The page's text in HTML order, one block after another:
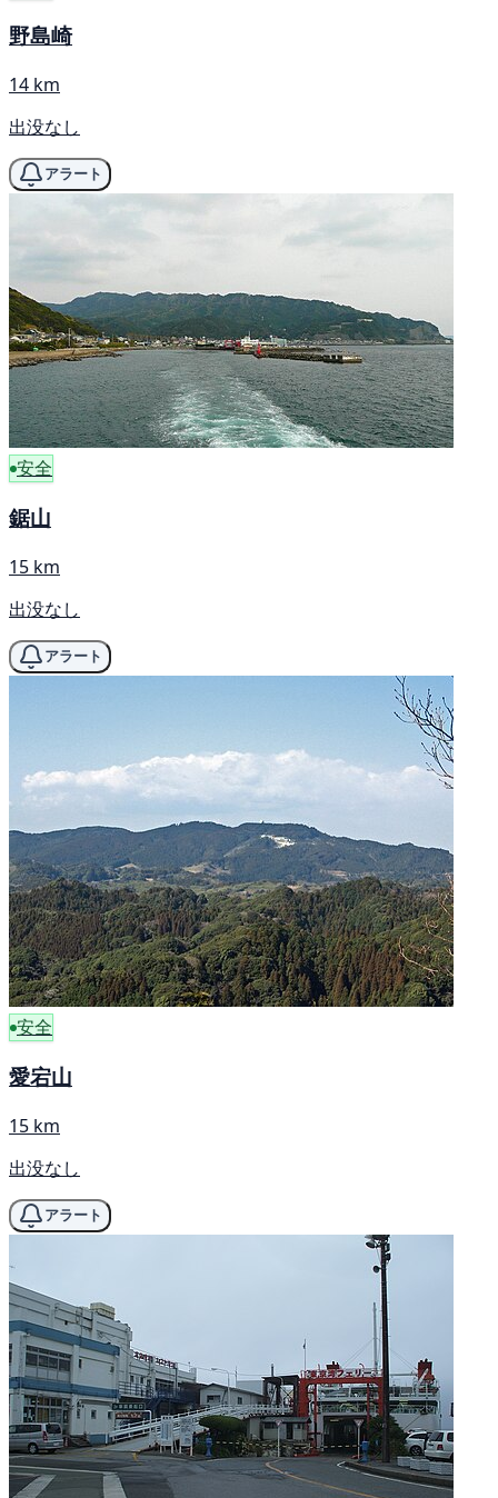
野島崎
14 km
出没なし
アラート
安全
鋸山
15 km
出没なし
アラート
安全
愛宕山
15 km
出没なし
アラート